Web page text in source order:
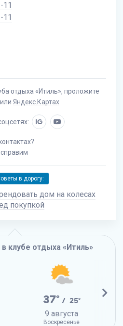
11
11
отдыха «Итиль», проложите
или Яндекс.Картах
IG
в дорогу:
дом на колесах
покупкой
клубе отдыха «Итиль»
37° / 25°
9 августа
Воскресенье